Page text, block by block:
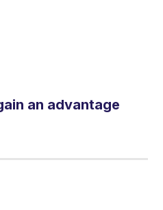
an advantage